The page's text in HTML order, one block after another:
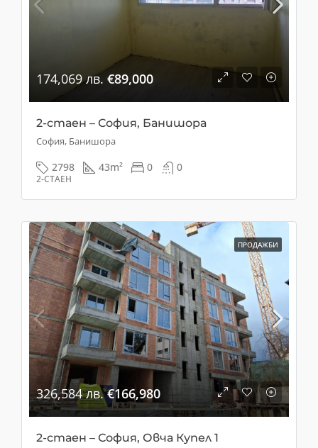
174,069 лв. €89,000
2-стаен – София, Банишора
София, Банишора
2798 43m² 0 0
2-СТАЕН
ПРОДАЖБИ
326,584 лв.€166,980
2-стаен – София, Овча Купел 1